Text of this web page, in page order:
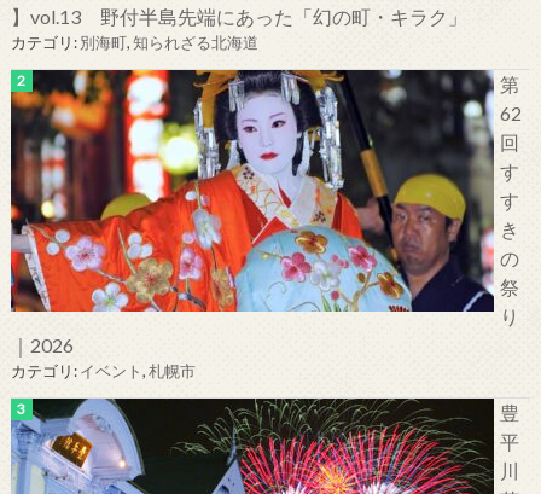
】vol.13 野付半島先端にあった「幻の町・キラク」
カテゴリ:別海町,知られざる北海道
第
62
回
す
す
き
の
祭
り
｜2026
カテゴリ:イベント,札幌市
豊
平
川